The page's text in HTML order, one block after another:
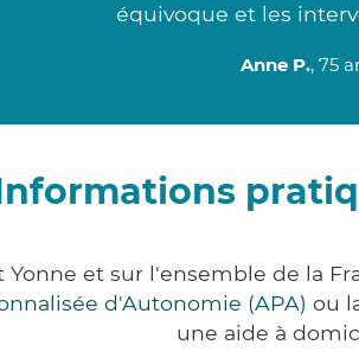
équivoque et les
Anne P., 75
et sur l'ensemble de la
d'Autonomie (APA) ou
une aide à